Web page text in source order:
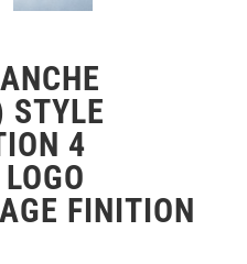
STYLE
4
FINITION